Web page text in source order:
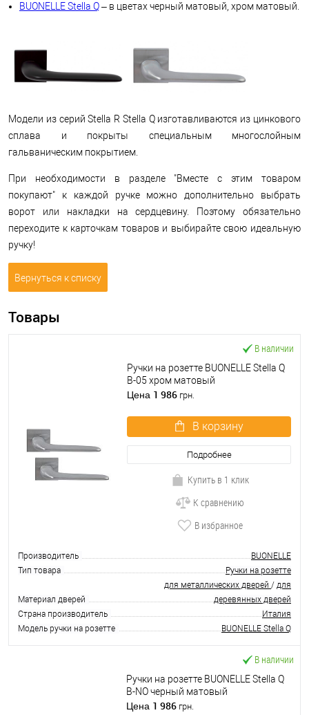
BUONELLE Stella Q– в цветах черный матовый, хром матовый.
Модели из серий Stella R Stella Q изготавливаются из цинкового
сплава и покрыты специальным многослойным
гальваническим покрытием.
При необходимости в разделе "Вместе с этим товаром
покупают" к каждой ручке можно дополнительно выбрать
ворот или накладки на сердцевину. Поэтому обязательно
переходите к карточкам товаров и выбирайте свою идеальную
ручку!
Вернуться к списку
Товары
В наличии
Ручки на розетте BUONELLE Stella Q
B-05 хром матовый
Цена 1 986 грн.
В корзину
Подробнее
Купить в 1 клик
К сравнению
В избранное
Производитель
BUONELLE
Тип товара
Ручки на розетте
Материал дверей
для металлических дверей / для
деревянных дверей
Страна производитель
Италия
Модель ручки на розетте
BUONELLE Stella Q
В наличии
Ручки на розетте BUONELLE Stella Q
B-NO черный матовый
Цена 1 986 грн.